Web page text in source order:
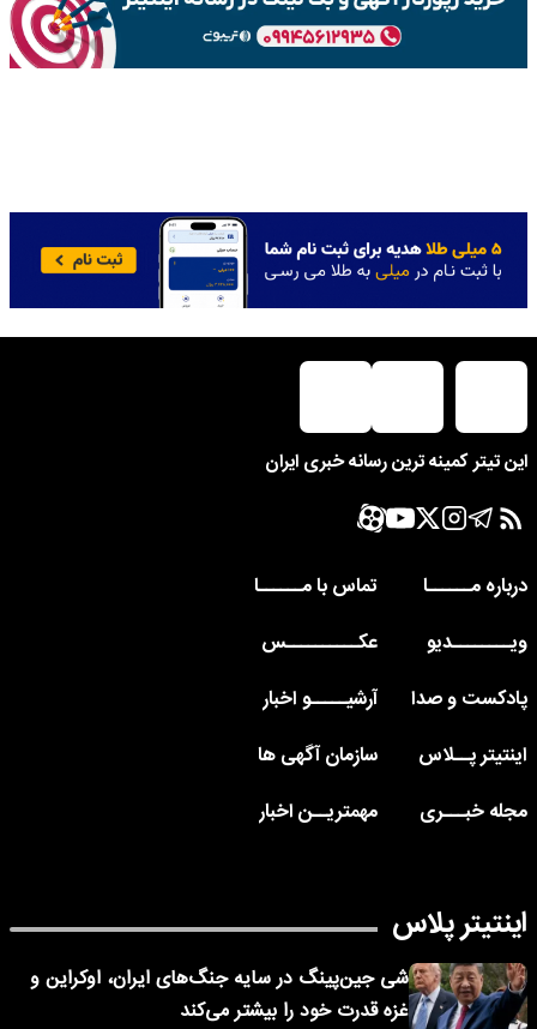
این تیتر کمینه ترین رسانه خبری ایران
درباره مــــــا
تماس با مــــــا
ویــــــــدیو
عکــــــــــس
پادکست و صدا
آرشیـــــو اخبار
اینتیتر پــلاس
سازمان آگهی ها
مجله خبـــری
مهمتریــن اخبار
اینتیتر پلاس
شی جین‌پینگ در سایه جنگ‌های ایران، اوکراین و
غزه قدرت خود را بیشتر می‌کند